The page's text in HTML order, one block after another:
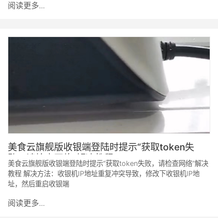
阅读更多...
美食云旗舰版收银端登陆时提示“获取token失
败，请检查网络”解决教程
美食云旗舰版收银端登陆时提示“获取token失败，请检查网络”解决
教程 解决方法：收银机IP地址重复冲突导致，修改下收银机IP地
址，然后重启收银端
阅读更多...